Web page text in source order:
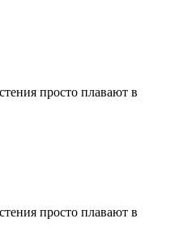
просто плавают в
просто плавают в